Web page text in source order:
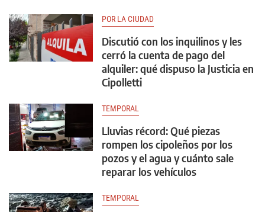
POR LA CIUDAD
Discutió con los inquilinos y les
cerró la cuenta de pago del
alquiler: qué dispuso la Justicia en
Cipolletti
TEMPORAL
Lluvias récord: Qué piezas
rompen los cipoleños por los
pozos y el agua y cuánto sale
reparar los vehículos
TEMPORAL